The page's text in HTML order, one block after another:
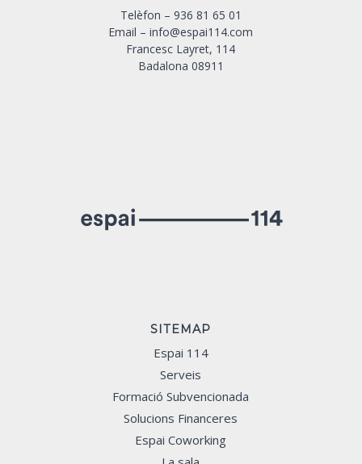
Telèfon – 936 81 65 01
Email –info@espai114.com
Francesc Layret, 114
Badalona 08911
SITEMAP
Espai 114
Serveis
Formació Subvencionada
Solucions Financeres
Espai Coworking